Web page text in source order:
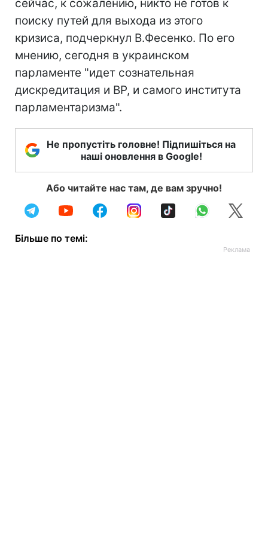
сейчас, к сожалению, никто не готов к
поиску путей для выхода из этого
кризиса, подчеркнул В.Фесенко. По его
мнению, сегодня в украинском
парламенте "идет сознательная
дискредитация и ВР, и самого института
парламентаризма".
Не пропустіть головне! Підпишіться на
наші оновлення в Google!
Або читайте нас там, де вам зручно!
Більше по темі: